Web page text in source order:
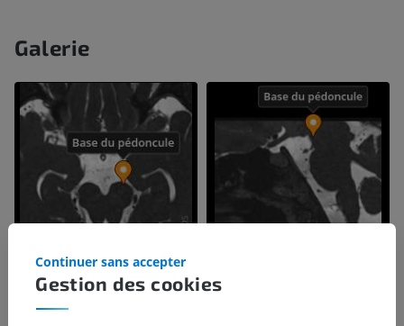
Galerie
Gestion des cookies
Continuer sans accepter